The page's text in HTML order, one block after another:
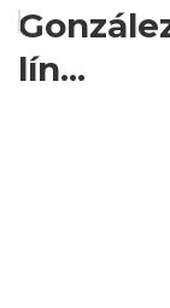
lín...